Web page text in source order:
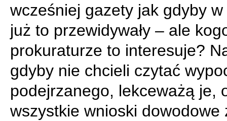
wcześniej gazety jak gdyby
już to przewidywały – ale
prokuraturze to interesuje?
gdyby nie chcieli czytać
podejrzanego, lekceważą je,
wszystkie wnioski dowodowe